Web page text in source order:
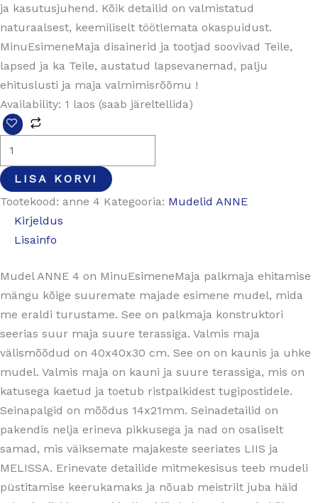
ja kasutusjuhend. Kõik detailid on valmistatud
naturaalsest, keemiliselt töötlemata okaspuidust.
MinuEsimeneMaja disainerid ja tootjad soovivad Teile,
lapsed ja ka Teile, austatud lapsevanemad, palju
ehituslusti ja maja valmimisrõõmu !
Availability: 1 laos (saab järeltellida)
LISA KORVI
Tootekood: anne 4 Kategooria: Mudelid ANNE
Kirjeldus
Lisainfo
Mudel ANNE 4 on MinuEsimeneMaja palkmaja ehitamise
mängu kõige suuremate majade esimene mudel, mida
me eraldi turustame. See on palkmaja konstruktori
seerias suur maja suure terassiga. Valmis maja
välismõõdud on 40x40x30 cm. See on on kaunis ja uhke
mudel. Valmis maja on kauni ja suure terassiga, mis on
katusega kaetud ja toetub ristpalkidest tugipostidele.
Seinapalgid on mõõdus 14x21mm. Seinadetailid on
pakendis nelja erineva pikkusega ja nad on osaliselt
samad, mis väiksemate majakeste seeriates LIIS ja
MELISSA. Erinevate detailide mitmekesisus teeb mudeli
püstitamise keerukamaks ja nõuab meistrilt juba häid